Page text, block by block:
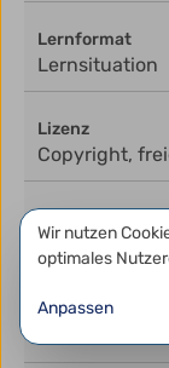
Lernformat
Lernsituation
Lizenz
Copyright,
Kaufmann
Lernfelder
Wir nutzen
optimales
Anpassen